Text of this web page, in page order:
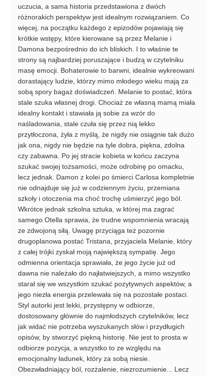
uczucia, a sama historia przedstawiona z dwóch
różnorakich perspektyw jest idealnym rozwiązaniem. Co
więcej, na początku każdego z epizodów pojawiają się
krótkie wstępy, które kierowane są przez Melanie i
Damona bezpośrednio do ich bliskich. I to właśnie te
strony są najbardziej poruszające i budzą w czytelniku
masę emocji. Bohaterowie to barwni, idealnie wykreowani
dorastający ludzie, którzy mimo młodego wieku mają za
sobą spory bagaż doświadczeń. Melanie to postać, która
stale szuka własnej drogi. Chociaż ze własną mamą miała
idealny kontakt i stawiała ją sobie za wzór do
naśladowania, stale czuła się przez nią lekko
przytłoczona, żyła z myślą, że nigdy nie osiągnie tak dużo
jak ona, nigdy nie będzie na tyle dobra, piękna, zdolna
czy zabawna. Po jej stracie kobieta w końcu zaczyna
szukać swojej tożsamości, może odrobinę po omacku,
lecz jednak. Damon z kolei po śmierci Carlosa kompletnie
nie odnajduje się już w codziennym życiu, przemiana
szkoły i otoczenia ma choć trochę uśmierzyć jego ból.
Wkrótce jednak szkolna sztuka, w której ma zagrać
samego Otella sprawia, że trudne wspomnienia wracają
ze zdwojoną siłą. Uwagę przyciąga też pozornie
drugoplanowa postać Tristana, przyjaciela Melanie, który
z całej trójki zyskał moją największą sympatię. Jego
odmienna orientacja sprawiała, że jego życie już od
dawna nie należało do najłatwiejszych, a mimo wszystko
starał się we wszystkim szukać pozytywnych aspektów, a
jego niezła energia przelewała się na pozostałe postaci.
Styl autorki jest lekki, przystępny w odbiorze,
dostosowany głównie do najmłodszych czytelników, lecz
jak widać nie potrzeba wyszukanych słów i przydługich
opisów, by stworzyć piękną historię. Nie jest to prosta w
odbiorze pozycja, a wszystko to ze względu na
emocjonalny ładunek, który za sobą niesie.
Obezwładniający ból, rozżalenie, niezrozumienie... Lecz